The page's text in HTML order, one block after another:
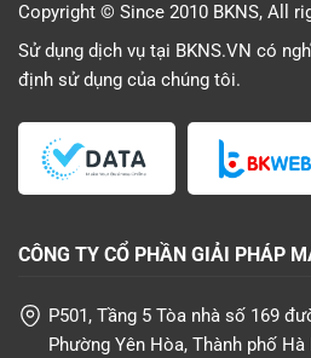
Copyright © Since 2010 BKNS, All
Sử dụng dịch vụ tại BKNS.VN có
định sử dụng của chúng tôi.
CÔNG TY CỔ PHẦN GIẢI PHÁP
P501, Tầng 5 Tòa nhà số 169
Phường Yên Hòa, Thành phố